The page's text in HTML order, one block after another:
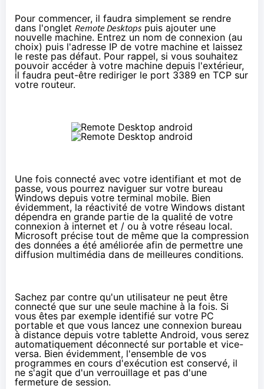
Pour commencer, il faudra simplement se rendre
dans l'onglet Remote Desktops puis ajouter une
nouvelle machine. Entrez un nom de connexion (au
choix) puis l'adresse IP de votre machine et laissez
le reste pas défaut. Pour rappel, si vous souhaitez
pouvoir accéder à votre machine depuis l'extérieur,
il faudra peut-être rediriger le port 3389 en TCP sur
votre routeur.
Une fois connecté avec votre identifiant et mot de
passe, vous pourrez naviguer sur votre bureau
Windows depuis votre terminal mobile. Bien
évidemment, la réactivité de votre Windows distant
dépendra en grande partie de la qualité de votre
connexion à internet et / ou à votre réseau local.
Microsoft précise tout de même que la compression
des données a été améliorée afin de permettre une
diffusion multimédia dans de meilleures conditions.
Sachez par contre qu'un utilisateur ne peut être
connecté que sur une seule machine à la fois. Si
vous êtes par exemple identifié sur votre PC
portable et que vous lancez une connexion bureau
à distance depuis votre tablette Android, vous serez
automatiquement déconnecté sur portable et vice-
versa. Bien évidemment, l'ensemble de vos
programmes en cours d'exécution est conservé, il
ne s'agit que d'un verrouillage et pas d'une
fermeture de session.